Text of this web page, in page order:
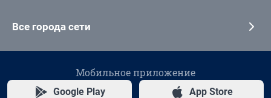
Все города сети
Мобильное приложение
Google Play App Store